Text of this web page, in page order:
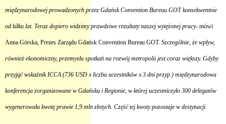
międzynarodowej prowadzonych przez Gdańsk Convention Bureau GOT konsekwentnie
od kilku lat. Teraz dopiero widzimy prawdziwe rezultaty naszej wytężonej pracy- mówi
Anna Górska, Prezes Zarządu Gdańsk Convention Bureau GOT. Szczególnie, że wpływ,
również ekonomiczny, przemysłu spotkań na rozwój metropolii jest coraz większy. Gdyby
przyjąć wskaźnik ICCA (736 USD x liczba uczestników x 3 dni przyp.) międzynarodowa
konferencja zorganizowane w Gdańsku i Regionie, w której uczestniczyło 300 delegatów
wygenerowała kwotę prawie 1,9 mln złotych. Część tej kwoty pozostaje w destynacji.